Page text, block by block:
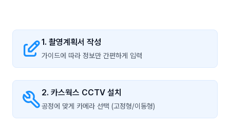
1. 촬영계획서 작성
가이드에 따라 정보만 간편하게 입력
2. 카스웍스 CCTV 설치
공정에 맞게 카메라 선택 (고정형/이동형)